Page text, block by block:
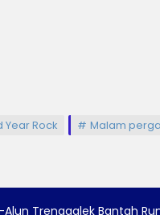
Year Rock Malam
Trenggalek Bantah